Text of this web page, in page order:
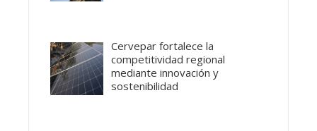
Cervepar fortalece la
competitividad regional
mediante innovación y
sostenibilidad